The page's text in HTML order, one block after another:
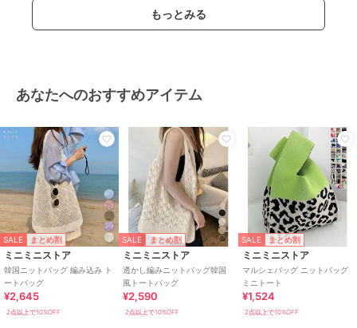
もっとみる
あなたへのおすすめアイテム
SALE まとめ割
ミニミニストア
韓国ニットバッグ 編み込み ト
ートバッグ
¥2,645
2点以上で10%OFF
SALE まとめ割
ミニミニストア
透かし編みニットバッグ韓国
風トートバッグ
¥2,590
2点以上で10%OFF
SALE まとめ割
ミニミニストア
マルシェバッグ ニットバッグ
ミニトート
¥1,524
2点以上で10%OFF